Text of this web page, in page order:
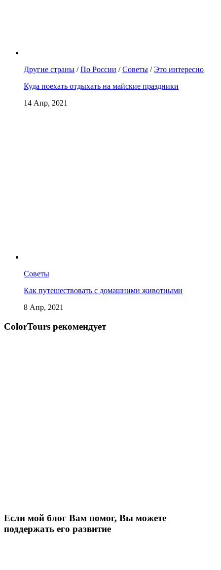
Другие страны /По России /Советы /Это интересно
Куда поехать отдыхать на майские праздники
14 Апр, 2021
Советы
Как путешествовать с домашними животными
8 Апр, 2021
СolorTours рекомендует
Если мой блог Вам помог, Вы можете
поддержать его развитие